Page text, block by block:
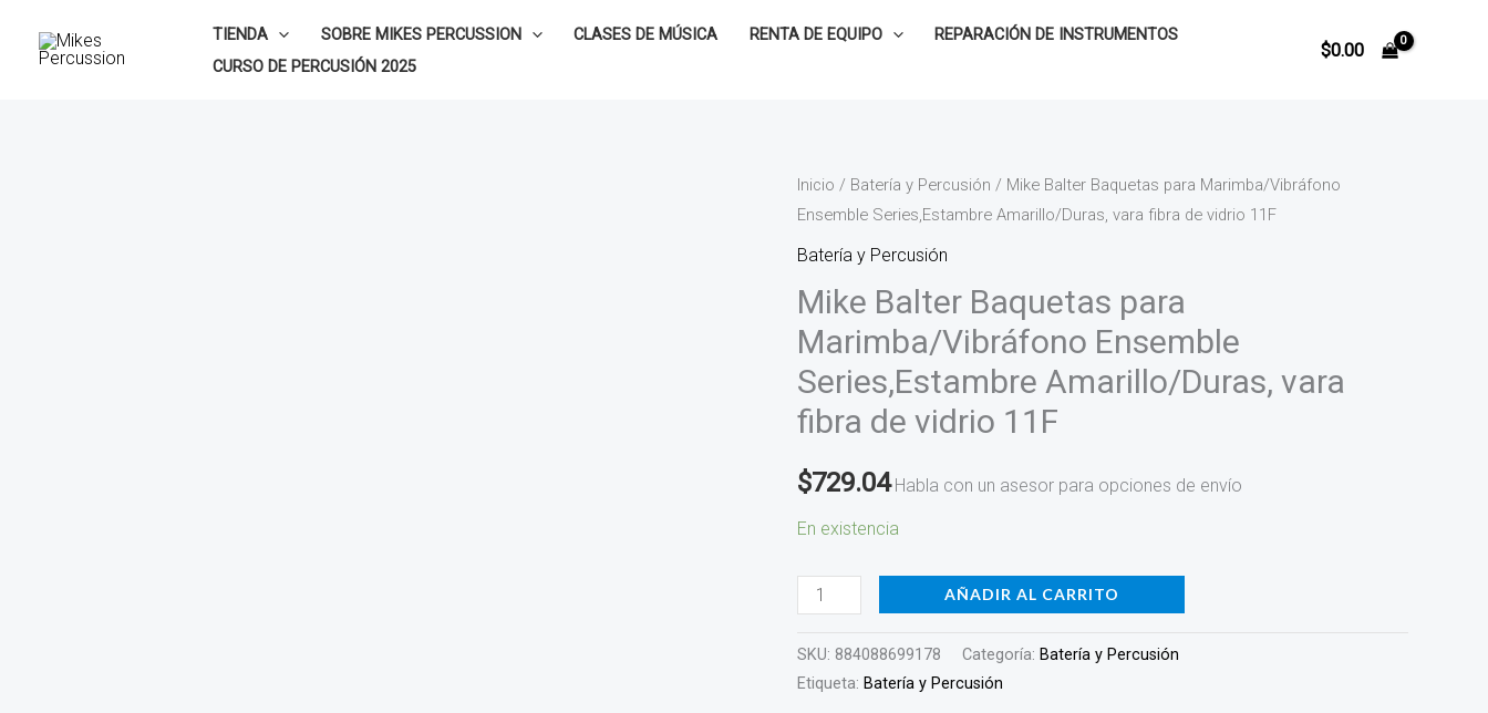
TIENDA SOBRE MIKES PERCUSSION CLASES DE MÚSICA RENTA DE EQUIPO
REPARACIÓN DE INSTRUMENTOS
CURSO DE PERCUSIÓN 2025
$0.00
Inicio / Batería y Percusión / Mike Balter Baquetas para Marimba/Vibráfono
Ensemble Series,Estambre Amarillo/Duras, vara fibra de vidrio 11F
Batería y Percusión
Mike Balter Baquetas para
Marimba/Vibráfono Ensemble
Series,Estambre Amarillo/Duras, vara
fibra de vidrio 11F
$729.04 Habla con un asesor para opciones de envío
En existencia
Mike
Balter
Baquetas
Marimba/Vibráfono
Ensemble
Series,Estambre
Amarillo/Duras,
fibra
vidrio
cantidad
AÑADIR AL CARRITO
SKU: 884088699178 Categoría: Batería y Percusión
Etiqueta: Batería y Percusión